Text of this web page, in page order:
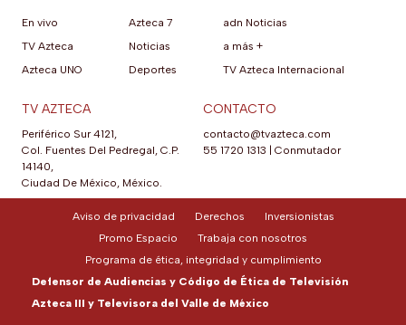
En vivo
TV Azteca
Azteca UNO
Azteca 7
Noticias
Deportes
adn Noticias
a más +
TV Azteca Internacional
TV AZTECA
Periférico Sur 4121,
Col. Fuentes Del Pedregal, C.P.
14140,
Ciudad De México, México.
CONTACTO
contacto@tvazteca.com
55 1720 1313
Conmutador
Aviso de privacidad Derechos
Inversionistas
Promo Espacio
Trabaja con nosotros
Programa de ética, integridad y cumplimiento
Defensor de Audiencias y Código de Ética de Televisión
Azteca III y Televisora del Valle de México